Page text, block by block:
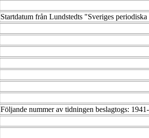
Startdatum från Lundstedts "Sveriges
Följande nummer av tidningen beslagtogs: